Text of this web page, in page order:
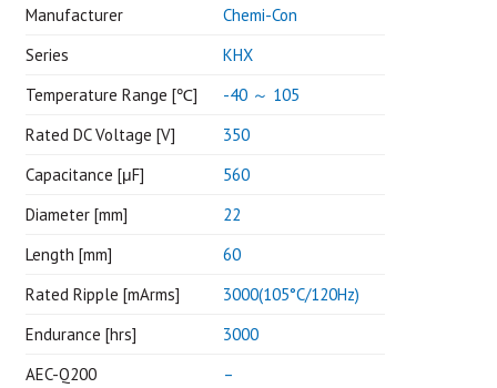
Manufacturer
Chemi-Con
Series
KHX
Temperature Range [℃]
-40 ～ 105
Rated DC Voltage [V]
350
Capacitance [μF]
560
Diameter [mm]
22
Length [mm]
60
Rated Ripple [mArms]
3000(105°C/120Hz)
Endurance [hrs]
3000
AEC-Q200
–